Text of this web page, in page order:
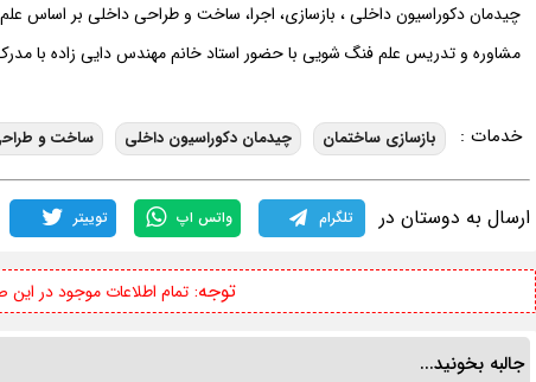
چیدمان دکوراسیون داخلی ، بازسازی، اجرا، ساخت و طراحی داخلی بر اساس
مشاوره و تدریس علم فنگ شویی با حضور استاد خانم مهندس دایی زاده با مدرک
خدمات : بازسازی ساختمان چیدمان دکوراسیون داخلی ساخت و
ارسال به دوستان در تلگرام واتس اپ توییتر
توجه:تمام اطلاعات موجود در
جالبه بخونید...